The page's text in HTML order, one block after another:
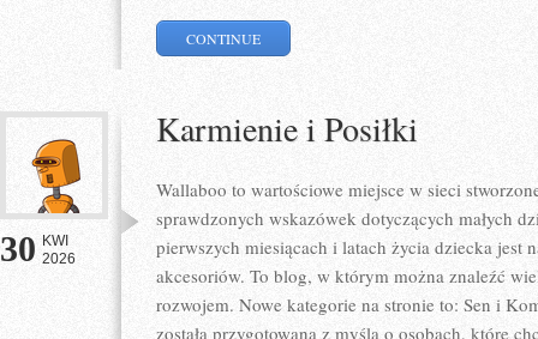
CONTINUE
30 KWI
2026
Karmienie i Posiłki
Wallaboo to wartościowe miejsce w sieci
sprawdzonych wskazówek dotyczących małych
pierwszych miesiącach i latach życia dziecka jest
akcesoriów. To blog, w którym można znaleźć
rozwojem. Nowe kategorie na stronie to: Sen i
została przygotowana z myślą o osobach, które